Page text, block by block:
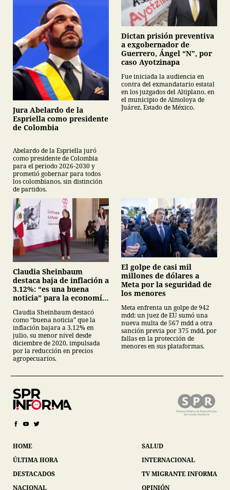
Jura Abelardo de la
Espriella como presidente
de Colombia
Abelardo de la Espriella juró
como presidente de Colombia
para el periodo 2026-2030 y
prometió gobernar para todos
los colombianos, sin distinción
de partidos.
Dictan prisión preventiva
a exgobernador de
Guerrero, Ángel “N”, por
caso Ayotzinapa
Fue iniciada la audiencia en
contra del exmandatario estatal
en los juzgados del Altiplano, en
el municipio de Almoloya de
Juárez, Estado de México.
Claudia Sheinbaum
destaca baja de inflación a
3.12%: “es una buena
noticia” para la economía
Claudia Sheinbaum destacó
como “buena noticia” que la
inflación bajara a 3.12% en
julio, su menor nivel desde
diciembre de 2020, impulsada
por la reducción en precios
agropecuarios.
El golpe de casi mil
millones de dólares a
Meta por la seguridad de
los menores
Meta enfrenta un golpe de 942
mdd: un juez de EU sumó una
nueva multa de 567 mdd a otra
sanción previa por 375 mdd, por
fallas en la protección de
menores en sus plataformas.
HOME
ÚLTIMA HORA
DESTACADOS
NACIONAL
SALUD
INTERNACIONAL
TV MIGRANTE INFORMA
OPINIÓN